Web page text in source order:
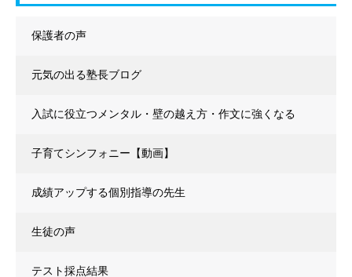
保護者の声
元気の出る塾長ブログ
入試に役立つメンタル・壁の越え方・作文に強くなる
子育てシンフォニー【動画】
成績アップする個別指導の先生
生徒の声
テスト採点結果